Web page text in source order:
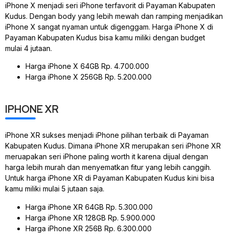
iPhone X menjadi seri iPhone terfavorit di Payaman Kabupaten
Kudus. Dengan body yang lebih mewah dan ramping menjadikan
iPhone X sangat nyaman untuk digenggam. Harga iPhone X di
Payaman Kabupaten Kudus bisa kamu miliki dengan budget
mulai 4 jutaan.
Harga iPhone X 64GB Rp. 4.700.000
Harga iPhone X 256GB Rp. 5.200.000
IPHONE XR
iPhone XR sukses menjadi iPhone pilihan terbaik di Payaman
Kabupaten Kudus. Dimana iPhone XR merupakan seri iPhone XR
meruapakan seri iPhone paling worth it karena dijual dengan
harga lebih murah dan menyematkan fitur yang lebih canggih.
Untuk harga iPhone XR di Payaman Kabupaten Kudus kini bisa
kamu miliki mulai 5 jutaan saja.
Harga iPhone XR 64GB Rp. 5.300.000
Harga iPhone XR 128GB Rp. 5.900.000
Harga iPhone XR 256B Rp. 6.300.000